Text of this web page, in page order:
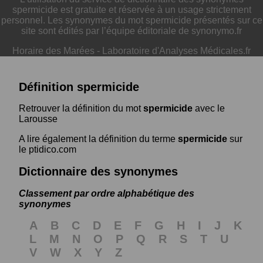
spermicide est gratuite et réservée à un usage strictement
personnel. Les synonymes du mot spermicide présentés sur ce
site sont édités par l’équipe éditoriale de synonymo.fr
Horaire des Marées - Laboratoire d'Analyses Médicales.fr
Définition spermicide
Retrouver la définition du motspermicide avec le
Larousse
A lire également la définition du terme spermicide sur
le ptidico.com
Dictionnaire des synonymes
Classement par ordre alphabétique des
synonymes
A B C D E F G H I J
K
L
M N O P Q R S T
U
V
W X Y Z